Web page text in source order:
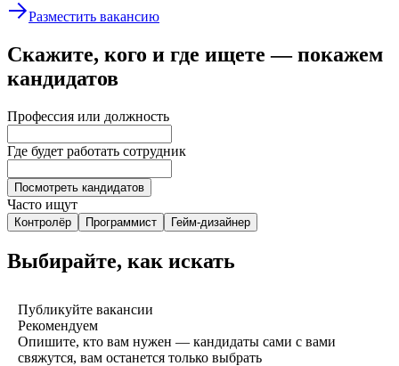
Разместить вакансию
Скажите, кого и где ищете — покажем
кандидатов
Профессия или должность
Где будет работать сотрудник
Посмотреть кандидатов
Часто ищут
Контролёр Программист Гейм-дизайнер
Выбирайте, как искать
Публикуйте вакансии
Рекомендуем
Опишите, кто вам нужен — кандидаты сами с вами
свяжутся, вам останется только выбрать